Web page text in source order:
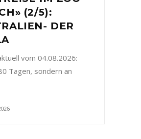
(2/5):
DER
vom 04.08.2026:
Tagen, sondern an